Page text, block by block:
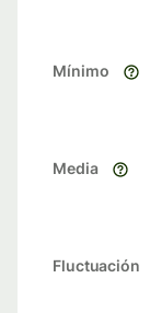
Mínimo
Media
Fluctuación